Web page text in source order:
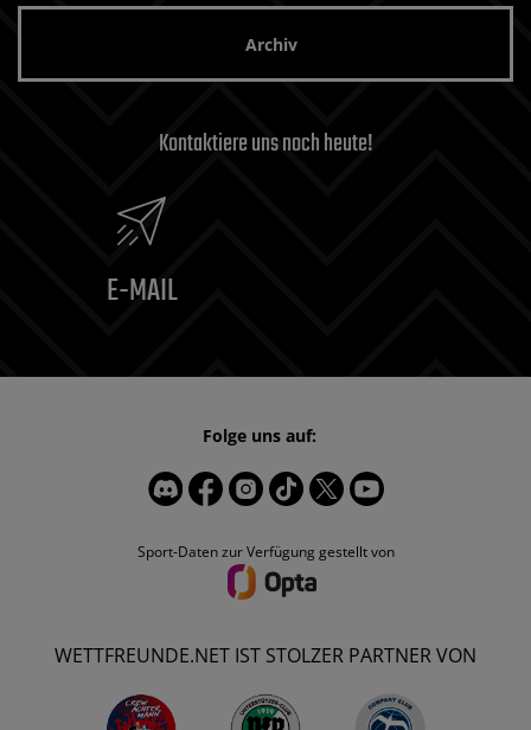
Archiv
Kontaktiere uns noch heute!
E-MAIL
Sport-Daten zur Verfügung gestellt von
Folge uns auf:
WETTFREUNDE.NET IST STOLZER PARTNER VON